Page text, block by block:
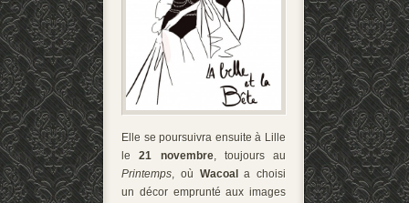
Elle se poursuivra ensuite à Lille
le21 novembre, toujours au
Printemps, où Wacoal
a choisi
un décor emprunté aux images